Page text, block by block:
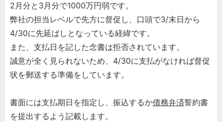
2月分と3月分で1000万円弱です。
弊社の担当レベルで先方に督促し、口頭で3/末日から
4/30に先延ばしとなっている経緯です。
また、支払日を記した念書は拒否されています。
誠意が全く見られないため、4/30に支払がなければ督促
状を郵送する準備をしています。
書面には支払期日を指定し、振込するか債務弁済誓約書
を提出するよう記載します。